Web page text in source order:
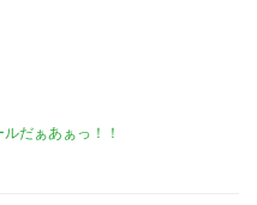
だぁあぁっ！！